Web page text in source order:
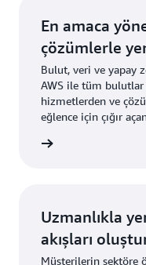
En amaca
çözümlerle
Bulut, veri ve yapay
AWS ile tüm bulutlar
hizmetlerden ve
eğlence için çığır
Uzmanlıkla
akışları
Müşterilerin sektöre